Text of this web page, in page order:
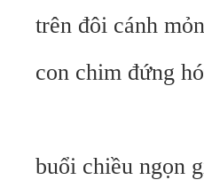
trên đôi cánh
con chim đứng
buổi chiều ngọn